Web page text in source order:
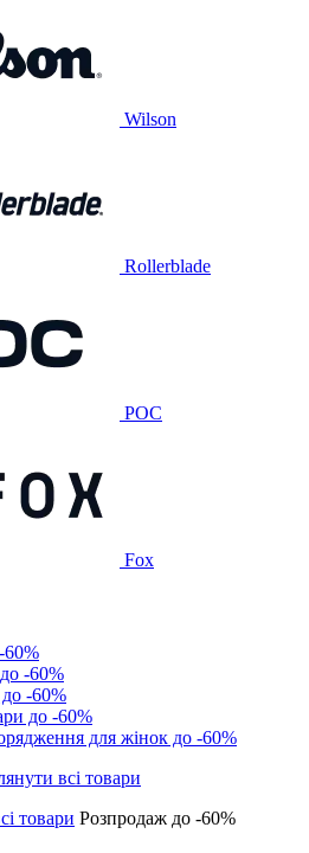
Wilson
Rollerblade
POC
Fox
60%
-60%
-60%
до -60%
для жінок до -60%
товари Розпродаж до -60%